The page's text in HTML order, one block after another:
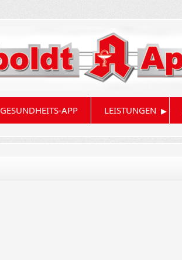
GESUNDHEITS-APP LEISTUNGEN ▸